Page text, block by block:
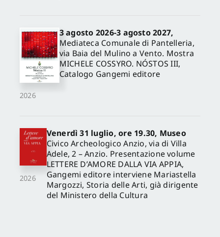
2026
3 agosto 2026-3 agosto 2027,
Mediateca Comunale di Pantelleria,
via Baia del Mulino a Vento. Mostra
MICHELE COSSYRO. NÓSTOS III,
Catalogo Gangemi editore
2026
Venerdì 31 luglio, ore 19.30, Museo
Civico Archeologico Anzio, via di Villa
Adele, 2 – Anzio. Presentazione volume
LETTERE D’AMORE DALLA VIA APPIA,
Gangemi editore interviene Mariastella
Margozzi, Storia delle Arti, già dirigente
del Ministero della Cultura